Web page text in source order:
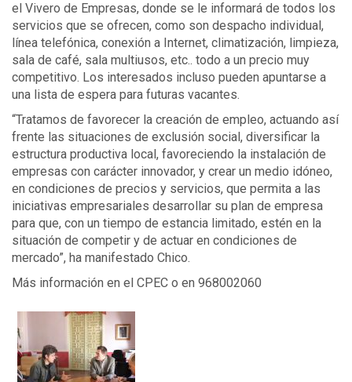
el Vivero de Empresas, donde se le informará de todos los
servicios que se ofrecen, como son despacho individual,
línea telefónica, conexión a Internet, climatización, limpieza,
sala de café, sala multiusos, etc.. todo a un precio muy
competitivo. Los interesados incluso pueden apuntarse a
una lista de espera para futuras vacantes.
“Tratamos de favorecer la creación de empleo, actuando así
frente las situaciones de exclusión social, diversificar la
estructura productiva local, favoreciendo la instalación de
empresas con carácter innovador, y crear un medio idóneo,
en condiciones de precios y servicios, que permita a las
iniciativas empresariales desarrollar su plan de empresa
para que, con un tiempo de estancia limitado, estén en la
situación de competir y de actuar en condiciones de
mercado”, ha manifestado Chico.
Más información en el CPEC o en 968002060